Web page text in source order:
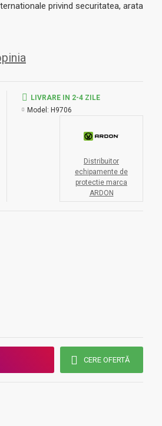
privind securitatea, arata
LIVRARE IN 2-4 ZILE
Model: H9706
Distribuitor
echipamente de
protectie marca
ARDON
CERE OFERTĂ